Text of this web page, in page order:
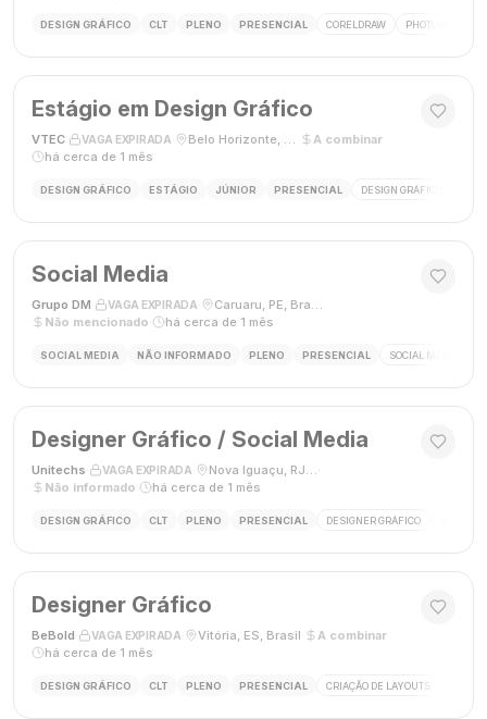
DESIGN GRÁFICO CLT PLENO PRESENCIAL CORELDRAW PHOTOSHOP
Estágio em Design Gráfico
VTEC VAGA EXPIRADA Belo Horizonte, MG A combinar·
há cerca de 1 mês
DESIGN GRÁFICO ESTÁGIO JÚNIOR PRESENCIAL DESIGN GRÁFICO
Social Media
Grupo DM VAGA EXPIRADA Caruaru, PE, Brasil
Não mencionado
há cerca de 1 mês
SOCIAL MEDIA NÃO INFORMADO PLENO PRESENCIAL SOCIAL MEDIA
Designer Gráfico / Social Media
Unitechs VAGA EXPIRADA Nova Iguaçu, RJ, Brasil
Não informado
há cerca de 1 mês
DESIGN GRÁFICO CLT PLENO PRESENCIAL DESIGNER GRÁFICO
Designer Gráfico
BeBold VAGA EXPIRADA Vitória, ES, Brasil A combinar·
há cerca de 1 mês
DESIGN GRÁFICO CLT PLENO PRESENCIAL CRIAÇÃO DE LAYOUTS